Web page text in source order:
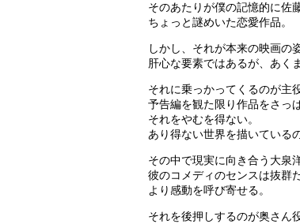
そのあたりが僕の記憶的に佐
ちょっと謎めいた恋愛作品。
しかし、それが本来の映画の
肝心な要素ではあるが、あく
それに乗っかってくるのが主
予告編を観た限り作品をさっ
それをやむを得ない。
あり得ない世界を描いている
その中で現実に向き合う大泉
彼のコメディのセンスは抜群
より感動を呼び寄せる。
それを後押しするのが奥さん